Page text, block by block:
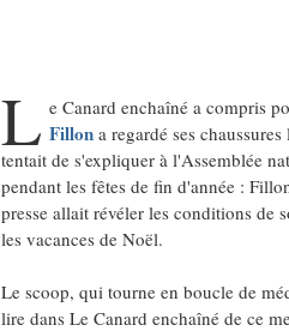
L e Canard enchaîné a compris
Fillona regardé ses
tentait de s'expliquer à l'Assemblée
pendant les fêtes de fin d'année :
presse allait révéler les conditions de
les vacances de Noël.
Le scoop, qui tourne en boucle de
lire dans Le Canard enchaîné de ce